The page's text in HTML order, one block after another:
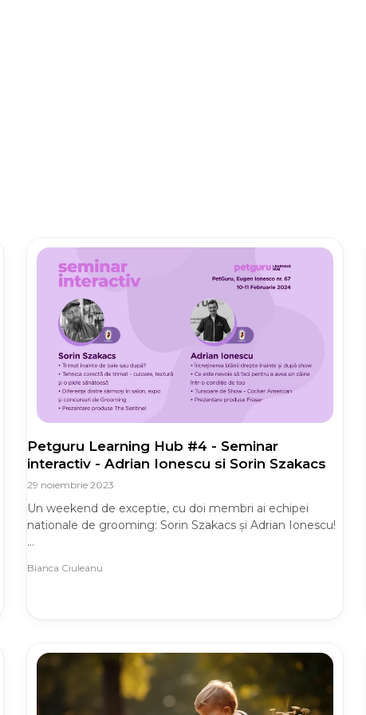
Petguru Learning Hub #4 - Seminar
interactiv - Adrian Ionescu si Sorin Szakacs
29 noiembrie 2023
Un weekend de exceptie, cu doi membri ai echipei
nationale de grooming: Sorin Szakacs și Adrian Ionescu!
...
Bianca Ciuleanu